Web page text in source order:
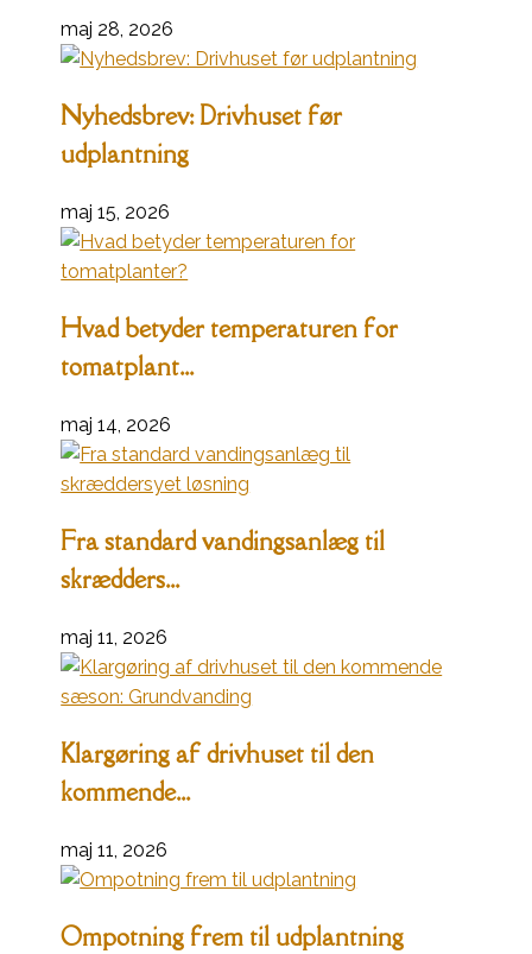
maj 28, 2026
Nyhedsbrev: Drivhuset før
udplantning
maj 15, 2026
Hvad betyder temperaturen for
tomatplant...
maj 14, 2026
Fra standard vandingsanlæg til
skrædders...
maj 11, 2026
Klargøring af drivhuset til den
kommende...
maj 11, 2026
Ompotning frem til udplantning